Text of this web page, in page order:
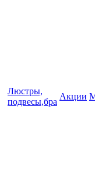
Люстры,
подвесы,бра
Акции